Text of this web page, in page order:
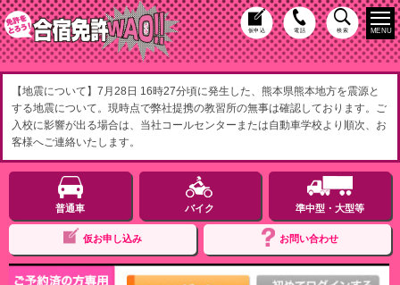
仮申込 電話 検索
【地震について】7月28日 16時27分頃に発生した、熊本県熊本地方を震源と
する地震について。現時点で弊社提携の教習所の無事は確認しております。ご
入校に影響が出る場合は、当社コールセンターまたは自動車学校より順次、お
客様へご連絡いたします。
普通車 バイク 準中型・大型等
仮お申し込み お問い合わせ
MENU